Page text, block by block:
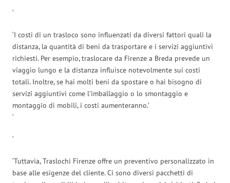
‘
‘I costi di un trasloco sono influenzati da diversi fattori quali la
distanza, la quantità di beni da trasportare e i servizi aggiuntivi
richiesti. Per esempio, traslocare da Firenze a Breda prevede un
viaggio lungo e la distanza influisce notevolmente sui costi
totali. Inoltre, se hai molti beni da spostare o hai bisogno di
servizi aggiuntivi come l’imballaggio o lo smontaggio e
montaggio di mobili, i costi aumenteranno.’
‘
‘
‘Tuttavia, Traslochi Firenze offre un preventivo personalizzato in
base alle esigenze del cliente. Ci sono diversi pacchetti di